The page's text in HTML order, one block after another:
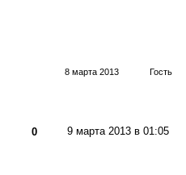
Гость
8 марта 2013
9 марта 2013 в 01:05
0